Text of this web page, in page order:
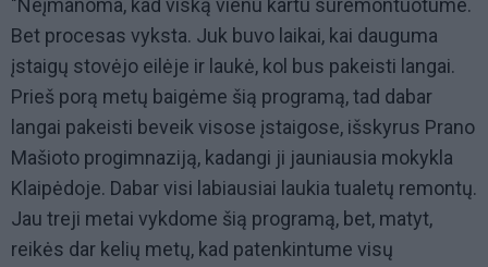
"Neįmanoma, kad viską vienu kartu suremontuotume.
Bet procesas vyksta. Juk buvo laikai, kai dauguma
įstaigų stovėjo eilėje ir laukė, kol bus pakeisti langai.
Prieš porą metų baigėme šią programą, tad dabar
langai pakeisti beveik visose įstaigose, išskyrus Prano
Mašioto progimnaziją, kadangi ji jauniausia mokykla
Klaipėdoje. Dabar visi labiausiai laukia tualetų remontų.
Jau treji metai vykdome šią programą, bet, matyt,
reikės dar kelių metų, kad patenkintume visų